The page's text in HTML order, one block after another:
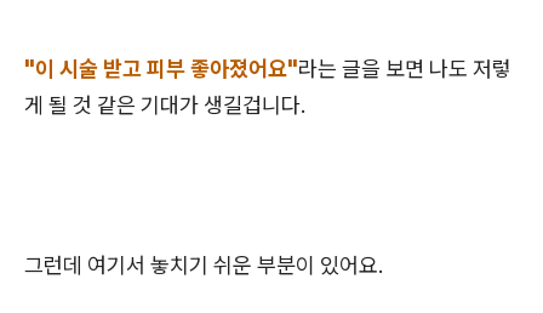
"이 시술 받고 피부 좋아졌어요"라는 글을 보면 나도 저렇
게 될 것 같은 기대가 생길겁니다.
그런데 여기서 놓치기 쉬운 부분이 있어요.